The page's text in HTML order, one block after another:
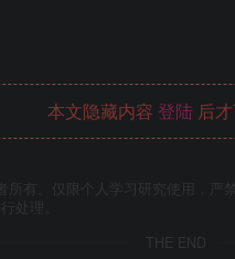
本文隐藏内容 登陆 后
有。仅限个人学习研究使用，严
处理。
THE END